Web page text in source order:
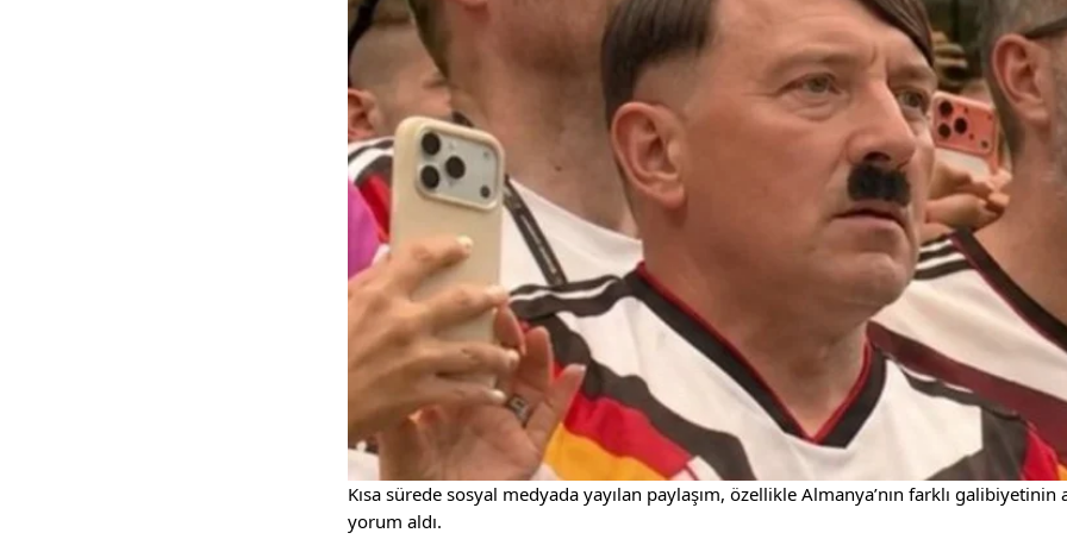
Kısa sürede sosyal medyada yayılan paylaşım, özellikle Almanya’nın farklı galibiyetinin
yorum aldı.